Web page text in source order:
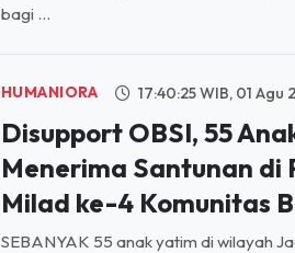
bagi ...
HUMANIORA 17:40:25 WIB, 01 Agu
Disupport OBSI, 55
Menerima Santunan di
Milad ke-4 Komunitas
SEBANYAK 55 anak yatim di wilayah